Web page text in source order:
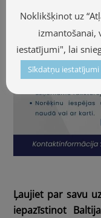
Ļaujiet par savu
iepazīstinot
Noklikšķinot uz
izmantošanai,
iestatījumi", lai
Sīkdatņu iestatījumi